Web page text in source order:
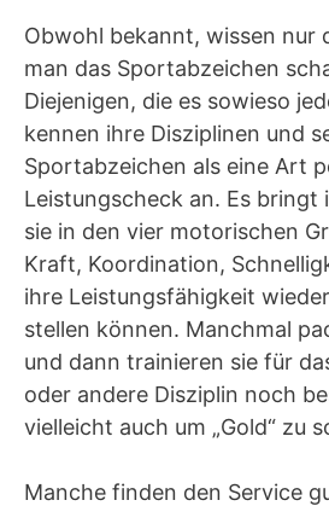
Obwohl bekannt, wissen nur
man das Sportabzeichen
Diejenigen, die es sowieso
kennen ihre Disziplinen und
Sportabzeichen als eine Art
Leistungscheck an. Es bringt
sie in den vier motorischen
Kraft, Koordination,
ihre Leistungsfähigkeit
stellen können. Manchmal
und dann trainieren sie für
oder andere Disziplin noch
vielleicht auch um „Gold“ zu
Manche finden den Service